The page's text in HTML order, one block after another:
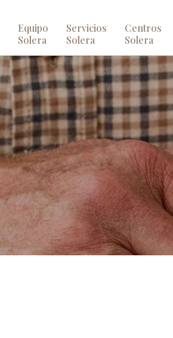
Equipo
Solera
Servicios
Solera
Centros
Solera